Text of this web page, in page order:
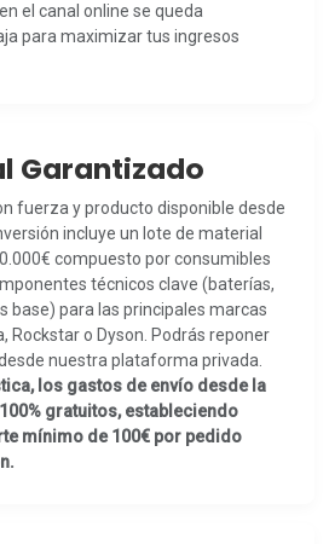
el canal online se queda
para maximizar tus ingresos
Garantizado
fuerza y producto disponible desde
incluye un lote de material
compuesto por consumibles
técnicos clave (baterías,
base) para las principales marcas
Rockstar o Dyson. Podrás reponer
nuestra plataforma privada.
los gastos de envío desde la
gratuitos, estableciendo
mínimo de 100€ por pedido